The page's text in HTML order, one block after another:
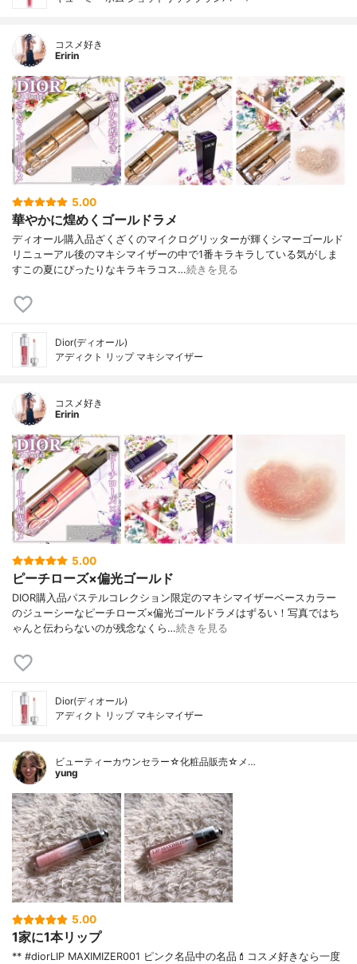
コスメ好き
Eririn
5.00
華やかに煌めくゴールドラメ
ディオール購入品ざくざくのマイクログリッターが輝くシマーゴールド
リニューアル後のマキシマイザーの中で1番キラキラしている気がしま
すこの夏にぴったりなキラキラコス…続きを見る
Dior(ディオール)
アディクト リップ マキシマイザー
コスメ好き
Eririn
5.00
ピーチローズ×偏光ゴールド
DIOR購入品パステルコレクション限定のマキシマイザーベースカラー
のジューシーなピーチローズ×偏光ゴールドラメはずるい！写真ではち
ゃんと伝わらないのが残念なくら…続きを見る
Dior(ディオール)
アディクト リップ マキシマイザー
ビューティーカウンセラー☆化粧品販売☆メ…
yung
5.00
1家に1本リップ
** #diorLIP MAXIMIZER001 ピンク名品中の名品💄コスメ好きなら一度